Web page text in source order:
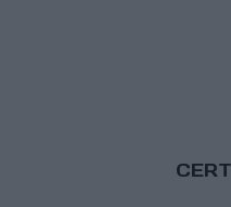
CERT